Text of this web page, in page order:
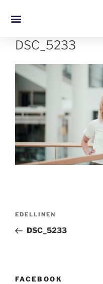
DSC_5233
EDELLINEN
DSC_5233
FACEBOOK